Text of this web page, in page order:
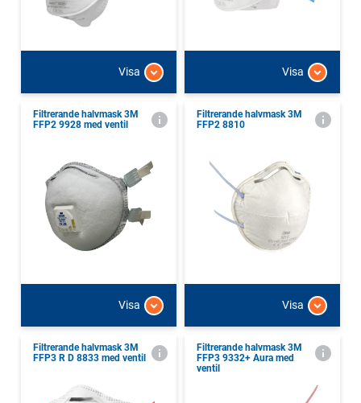
Visa Visa
Filtrerande halvmask 3M
FFP2 9928 med ventil
Visa
Filtrerande halvmask 3M
FFP2 8810
Visa
Filtrerande halvmask 3M
FFP3 R D 8833 med ventil
Filtrerande halvmask 3M
FFP3 9332+ Aura med
ventil